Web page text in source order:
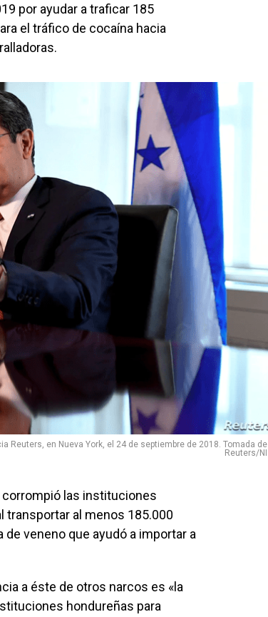
por ayudar a traficar 185
el tráfico de cocaína hacia
en Nueva York, el 24 de septiembre de 2018. Tomada de
Reuters/NI
corrompió las instituciones
transportar al menos 185.000
veneno que ayudó a importar a
a éste de otros narcos es «la
hondureñas para